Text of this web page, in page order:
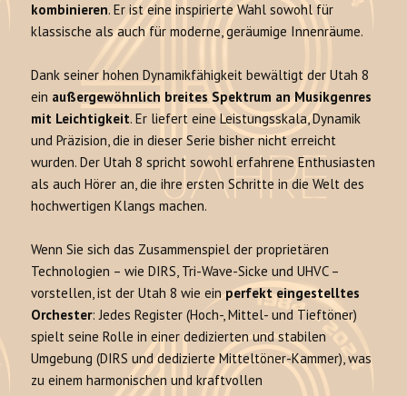
kombinieren. Er ist eine inspirierte Wahl sowohl für
klassische als auch für moderne, geräumige Innenräume.
Dank seiner hohen Dynamikfähigkeit bewältigt der Utah 8
ein außergewöhnlich breites Spektrum an Musikgenres
mit Leichtigkeit. Er liefert eine Leistungsskala, Dynamik
und Präzision, die in dieser Serie bisher nicht erreicht
wurden. Der Utah 8 spricht sowohl erfahrene Enthusiasten
als auch Hörer an, die ihre ersten Schritte in die Welt des
hochwertigen Klangs machen.
Wenn Sie sich das Zusammenspiel der proprietären
Technologien – wie DIRS, Tri-Wave-Sicke und UHVC –
vorstellen, ist der Utah 8 wie ein perfekt eingestelltes
Orchester: Jedes Register (Hoch-, Mittel- und Tieftöner)
spielt seine Rolle in einer dedizierten und stabilen
Umgebung (DIRS und dedizierte Mitteltöner-Kammer), was
zu einem harmonischen und kraftvollen